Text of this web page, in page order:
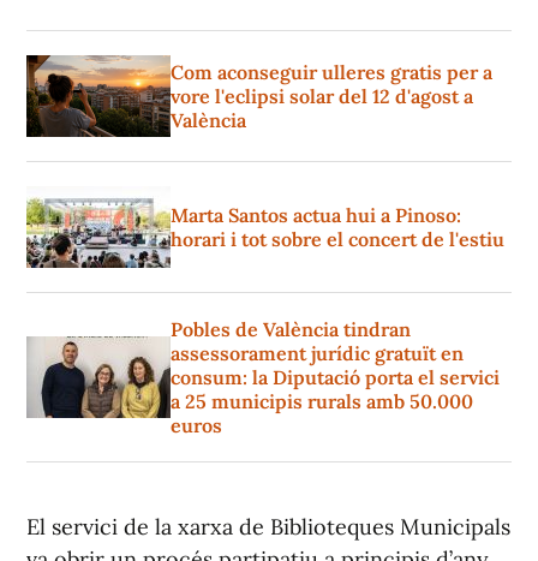
Com aconseguir ulleres gratis per a
vore l'eclipsi solar del 12 d'agost a
València
Marta Santos actua hui a Pinoso:
horari i tot sobre el concert de l'estiu
Pobles de València tindran
assessorament jurídic gratuït en
consum: la Diputació porta el servici
a 25 municipis rurals amb 50.000
euros
El servici de la xarxa de Biblioteques Municipals